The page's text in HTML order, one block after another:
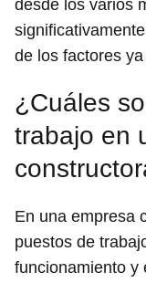
desde los varios
de los factores
¿Cuáles
trabajo en
En una empresa
puestos de
funcionamiento y